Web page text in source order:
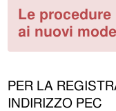
Le
ai nuovi
PER LA
INDIRIZZO PEC